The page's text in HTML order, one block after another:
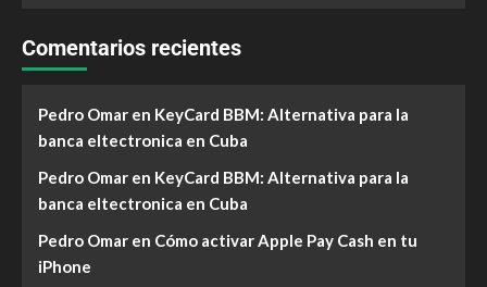
Comentarios recientes
Pedro Omar en KeyCard BBM: Alternativa para la
banca eltectronica en Cuba
Pedro Omar en KeyCard BBM: Alternativa para la
banca eltectronica en Cuba
Pedro Omar en Cómo activar Apple Pay Cash en tu
iPhone